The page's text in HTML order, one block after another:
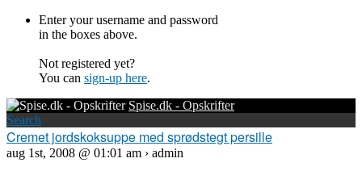
Enter your username and password
in the boxes above.
Not registered yet?
You can sign-up here.
Spise.dk - Opskrifter
Search
Cremet jordskoksuppe med sprødstegt persille
aug 1st, 2008 @ 01:01 am › admin